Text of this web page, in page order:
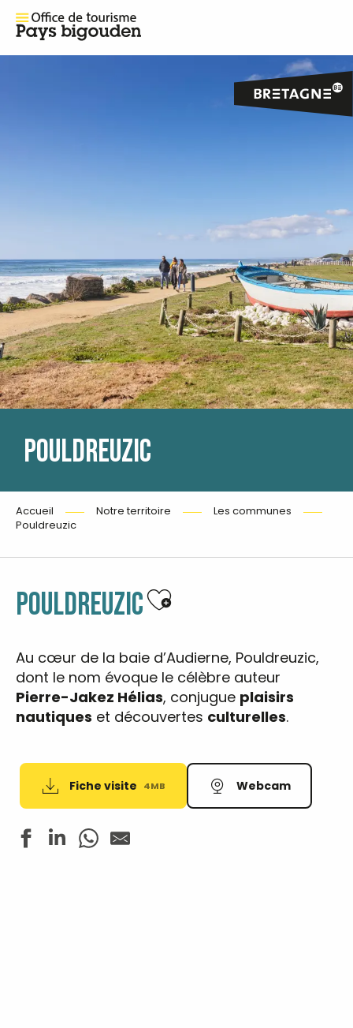
POULDREUZIC
Accueil Notre territoire
Les communes
Pouldreuzic
POULDREUZICAjouter aux favoris
Au cœur de la baie d’Audierne, Pouldreuzic,
dont le nom évoque le célèbre auteur
Pierre-Jakez Hélias, conjugue plaisirs
nautiques et découvertes culturelles.
Fiche visite 4MB Webcam